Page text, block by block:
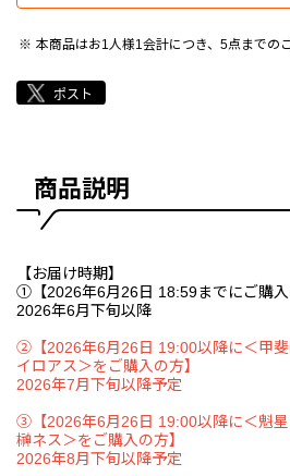
本商品はお1人様1会計につき、5点までの
商品説明
【お届け時期】
①【2026年6月26日 18:59までにご購入
2026年6月下旬以降
② 【2026年6月26日 19:00以降に＜甲
イロアス＞をご購入の方】
2026年7月下旬以降予定
③ 【2026年6月26日 19:00以降に＜魁
榊ネス＞をご購入の方】
2026年8月下旬以降予定